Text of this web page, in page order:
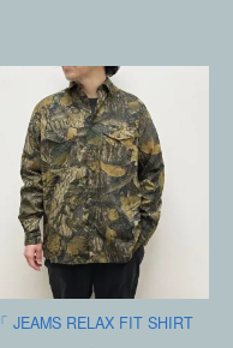
「 JEAMS RELAX FIT SHIRT